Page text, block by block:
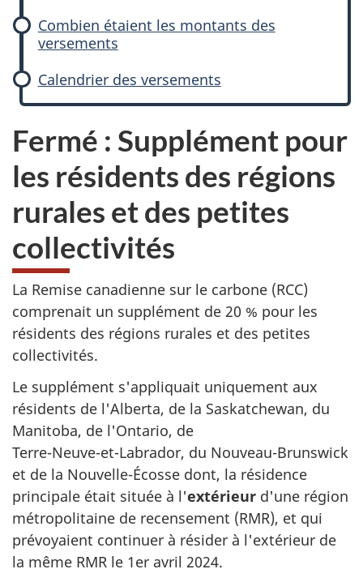
Combien étaient les montants des
versements
Calendrier des versements
Fermé : Supplément pour
les résidents des régions
rurales et des petites
collectivités
La Remise canadienne sur le carbone (RCC)
comprenait un supplément de 20 % pour les
résidents des régions rurales et des petites
collectivités.
Le supplément s'appliquait uniquement aux
résidents de l'Alberta, de la Saskatchewan, du
Manitoba, de l'Ontario, de
Terre-Neuve-et-Labrador, du Nouveau-Brunswick
et de la Nouvelle-Écosse dont, la résidence
principale était située à l'extérieur d'une région
métropolitaine de recensement (RMR), et qui
prévoyaient continuer à résider à l'extérieur de
la même RMR le 1er avril 2024.